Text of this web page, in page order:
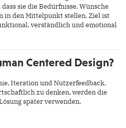
sie die Bedürfnisse, Wünsche
in den Mittelpunkt stellen. Ziel ist
verständlich und emotional
Centered Design?
Iteration und Nutzerfeedback.
zu denken, werden die
später verwenden.